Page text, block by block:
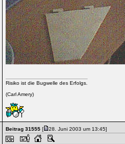
Risiko ist die Bugwelle des Erfolgs.
(Carl Amery)
Beitrag 31555[ 28. Juni 2003 um 13:45]